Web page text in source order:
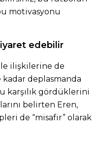
motivasyonu
edebilir
ilişkilerine de
deplasmanda
gördüklerini
belirten Eren,
de “misafir” olarak